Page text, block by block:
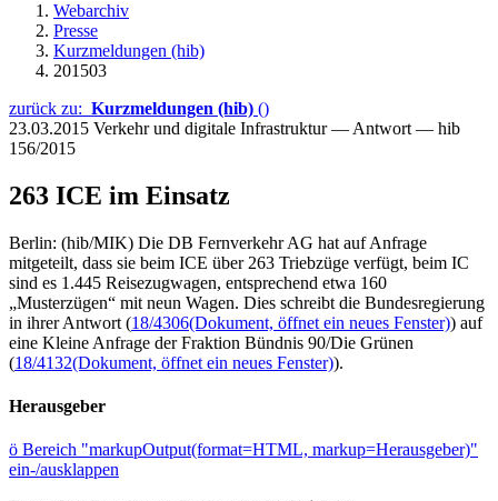
Webarchiv
Presse
Kurzmeldungen (hib)
201503
zurück zu: Kurzmeldungen (hib) ()
23.03.2015 Verkehr und digitale Infrastruktur — Antwort — hib
156/2015
263 ICE im Einsatz
Berlin: (hib/MIK) Die DB Fernverkehr AG hat auf Anfrage
mitgeteilt, dass sie beim ICE über 263 Triebzüge verfügt, beim IC
sind es 1.445 Reisezugwagen, entsprechend etwa 160
„Musterzügen“ mit neun Wagen. Dies schreibt die Bundesregierung
in ihrer Antwort (18/4306(Dokument, öffnet ein neues Fenster)) auf
eine Kleine Anfrage der Fraktion Bündnis 90/Die Grünen
(18/4132(Dokument, öffnet ein neues Fenster)).
Herausgeber
ö Bereich "markupOutput(format=HTML, markup=Herausgeber)"
ein-/ausklappen